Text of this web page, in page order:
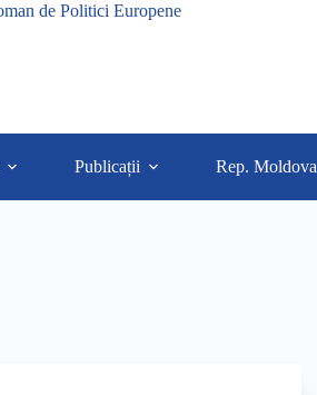
Publicații Rep. Moldova